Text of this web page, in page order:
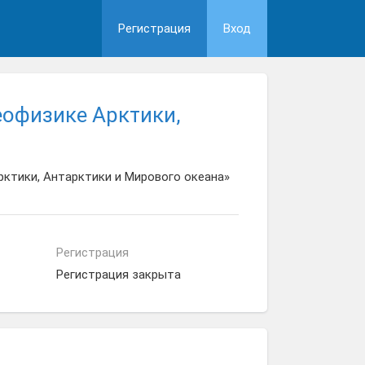
Регистрация Вход
Арктики,
Антарктики и Мирового океана»
Регистрация
Регистрация закрыта